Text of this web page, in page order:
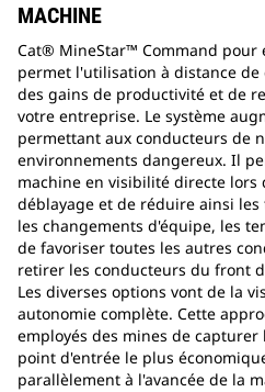
MACHINE
Cat® MineStar™ Command
permet l'utilisation à distance
des gains de productivité et de
votre entreprise. Le système
permettant aux conducteurs de
environnements dangereux. Il
machine en visibilité directe lors
déblayage et de réduire ainsi
les changements d'équipe, les
de favoriser toutes les autres
retirer les conducteurs du front
Les diverses options vont de la
autonomie complète. Cette
employés des mines de
point d'entrée le plus
parallèlement à l'avancée de la